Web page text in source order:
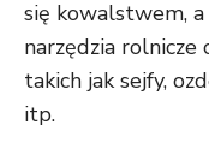
się kowalstwem, a
narzędzia
takich jak sejfy,
itp.